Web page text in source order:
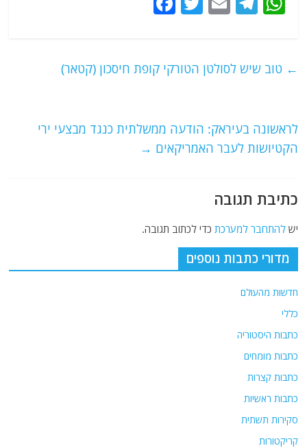
h
s
p
el
g
m
l
w
er
e
o
k
← טוב שיש לסולטן הטורקי קופת חיסכון (קטאר)
לראשונה בעיראק: הודעה ממשלתית כנגד מבצעי ירי
הקטיושות לעבר האמריקאים →
כתיבת תגובה
ישלהתחבר למערכת כדי לכתוב תגובה.
מדורי כתבות נוספים
חדשות מהעולם
כללי
כתבות היסטוריה
כתבות מומחים
כתבות קצרות
כתבות ראשיות
סקירות תשתית
קריקטורות